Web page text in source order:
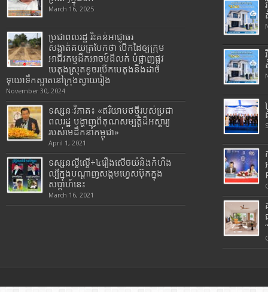
March 16, 2025
ប្រជាពលរដ្ឋ រិះគន់អាជ្ញាធរ
សង្កាត់គយត្របែកថា បើកដៃឲ្យក្រុម
អាជីវកម្មដឹកអាចម៍ដីលក់ បំផ្លាញផ្លូវ
បេតុងស្រុតខូចរបើកបេតុងនិងដាច់
ទុយោទឹកស្អាតនៅក្រុងស្វាយរៀង
November 30, 2024
ទស្សនៈវិភាគ៖ «ឥរិយាបថថ្មីរបស់ប្រជា
ពលរដ្ឋ បង្ហាញពីគុណសម្បត្តិដ៏អស្ចារ្យ
របស់មេដឹកនាំកម្ពុជា»
April 1, 2021
ទស្សនល្ងីល្ងើ÷៤រឿងសើចយំនិងកំហឹង
ល្បីក្នុងបណ្តាញសង្គមហ្វេសប៊ុកក្នុង
សប្តាហ៍នេះ
March 16, 2021